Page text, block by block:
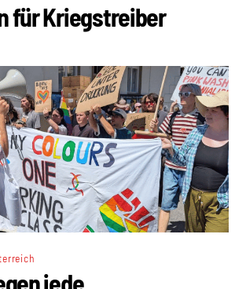
für Kriegstreiber
jede